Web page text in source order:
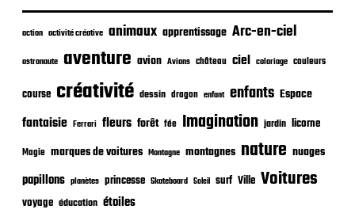
l
i
a
i
n
action activité créative animaux apprentissage Arc-en-ciel
astronaute aventure avion Avions château ciel coloriage couleurs
course créativité dessin dragon enfant enfants Espace
fantaisie Ferrari fleurs forêt fée Imagination jardin licorne
Magie marques de voitures Montagne montagnes nature nuages
papillons planètes princesse Skateboard Soleil surf Ville Voitures
voyage éducation étoiles